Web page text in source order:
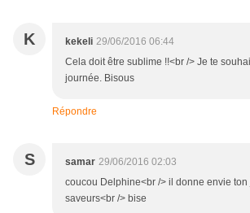
K kekeli 29/06/2016 06:44
Cela doit être sublime !!<br /> Je te
journée. Bisous
Répondre
S samar 29/06/2016 02:03
coucou Delphine<br /> il donne envie
saveurs<br /> bise